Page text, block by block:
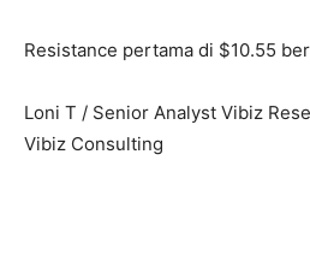
Resistance pertama di $10.55
Loni T / Senior Analyst Vibiz
Vibiz Consulting